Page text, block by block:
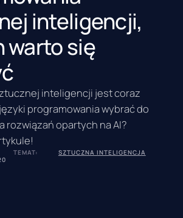
inteligencji,
warto się
inteligencji jest coraz
programowania wybrać do
rozwiązań opartych na AI?
TEMAT: SZTUCZNA INTELIGENCJA